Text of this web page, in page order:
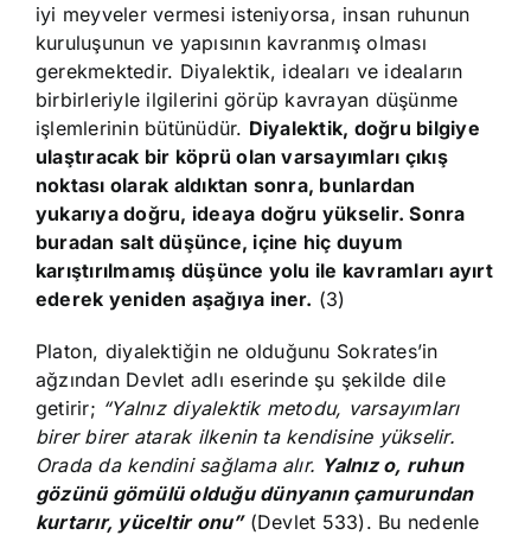
iyi meyveler vermesi isteniyorsa, insan ruhunun
kuruluşunun ve yapısının kavranmış olması
gerekmektedir. Diyalektik, ideaları ve ideaların
birbirleriyle ilgilerini görüp kavrayan düşünme
işlemlerinin bütünüdür. Diyalektik, doğru bilgiye
ulaştıracak bir köprü olan varsayımları çıkış
noktası olarak aldıktan sonra, bunlardan
yukarıya doğru, ideaya doğru yükselir. Sonra
buradan salt düşünce, içine hiç duyum
karıştırılmamış düşünce yolu ile kavramları ayırt
ederek yeniden aşağıya iner. (3)
Platon, diyalektiğin ne olduğunu Sokrates’in
ağzından Devlet adlı eserinde şu şekilde dile
getirir; “Yalnız diyalektik metodu, varsayımları
birer birer atarak ilkenin ta kendisine yükselir.
Orada da kendini sağlama alır. Yalnız o, ruhun
gözünü gömülü olduğu dünyanın çamurundan
kurtarır, yüceltir onu”(Devlet 533). Bu nedenle